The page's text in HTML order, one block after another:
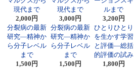
現代まで
2,000円
現代まで
3,000円
ルまで
3,200円
分裂病の最新
研究―精神か
ら分子レベル
まで
1,500円
分裂病の最新
研究―精神か
ら分子レベル
まで
1,500円
ひとりひとり
を生かす学習
と評価―総括
的評価の試み
1,800円